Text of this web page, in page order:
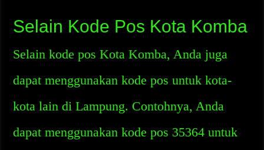
Selain Kode Pos Kota Komba
Selain kode pos Kota Komba, Anda juga
dapat menggunakan kode pos untuk kota-
kota lain di Lampung. Contohnya, Anda
dapat menggunakan kode pos 35364 untuk